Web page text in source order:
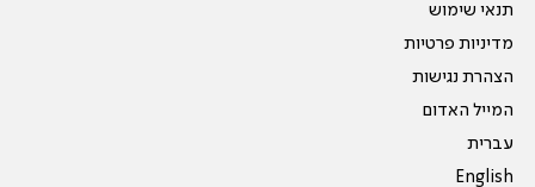
תנאי שימוש
מדיניות פרטיות
הצהרת נגישות
המייל האדום
עברית
English